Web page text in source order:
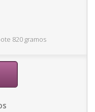
820 gramos